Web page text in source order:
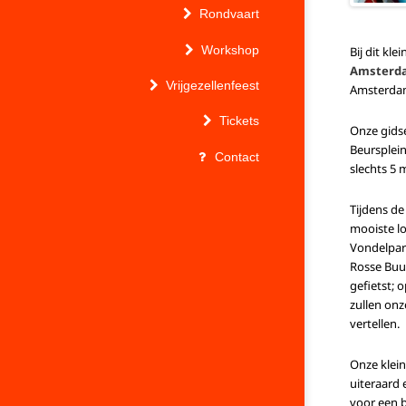
Rondvaart
Workshop
Vrijgezellenfeest
Tickets
Contact
Bij dit
Onze
slechts 5
Tijdens
mooiste
Rosse
gefietst;
zullen
vertellen.
Onze
uiteraard
voor een